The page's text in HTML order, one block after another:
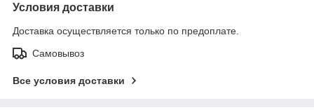
Условия доставки
Доставка осуществляется только по предоплате.
Самовывоз
Все условия доставки